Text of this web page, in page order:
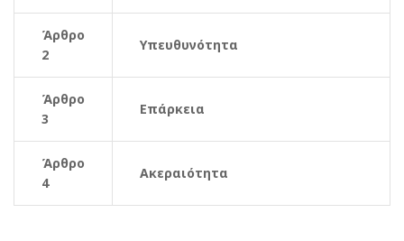
Άρθρο
2
Υπευθυνότητα
Άρθρο
3
Επάρκεια
Άρθρο
4
Ακεραιότητα